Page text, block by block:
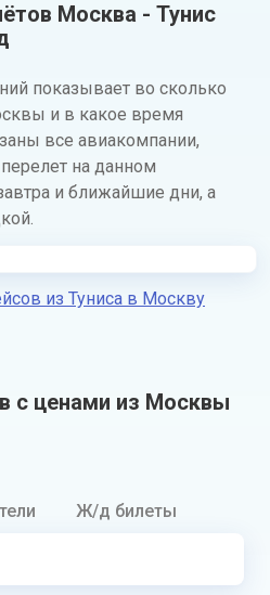
Москва - Тунис
показывает во сколько
и в какое время
все авиакомпании,
на данном
и ближайшие дни, а
из Туниса в Москву
с ценами из Москвы
Ж/д билеты